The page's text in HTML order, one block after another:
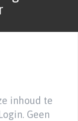
inhoud te
Geen